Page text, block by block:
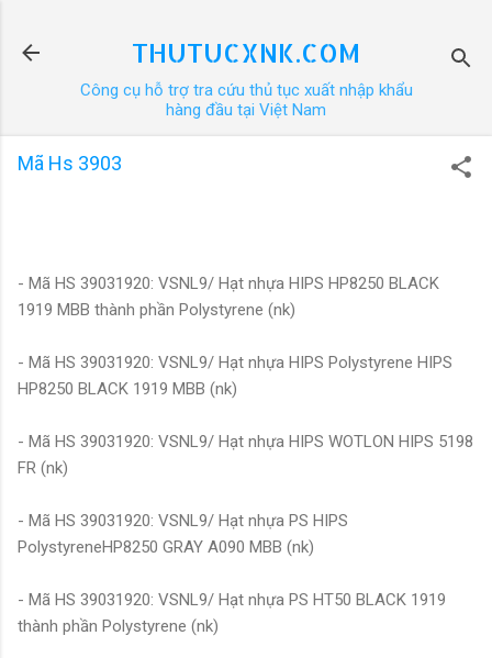
THUTUCXNK.COM
Công cụ hỗ trợ tra cứu thủ tục xuất nhập khẩu
hàng đầu tại Việt Nam
Mã Hs 3903
- Mã HS 39031920: VSNL9/ Hạt nhựa HIPS HP8250 BLACK
1919 MBB thành phần Polystyrene (nk)
- Mã HS 39031920: VSNL9/ Hạt nhựa HIPS Polystyrene HIPS
HP8250 BLACK 1919 MBB (nk)
- Mã HS 39031920: VSNL9/ Hạt nhựa HIPS WOTLON HIPS 5198
FR (nk)
- Mã HS 39031920: VSNL9/ Hạt nhựa PS HIPS
PolystyreneHP8250 GRAY A090 MBB (nk)
- Mã HS 39031920: VSNL9/ Hạt nhựa PS HT50 BLACK 1919
thành phần Polystyrene (nk)